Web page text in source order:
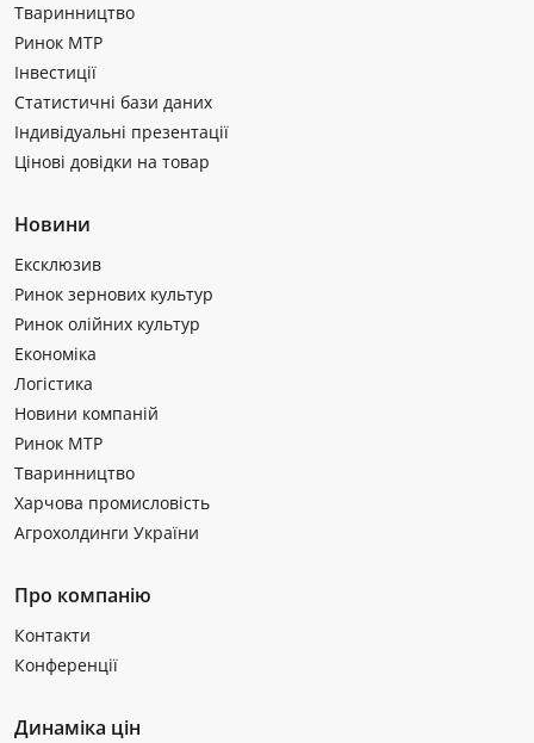
Тваринництво
Ринок МТР
Інвестиції
Статистичні бази даних
Індивідуальні презентації
Цінові довідки на товар
Новини
Ексклюзив
Ринок зернових культур
Ринок олійних культур
Економіка
Логістика
Новини компаній
Ринок МТР
Тваринництво
Харчова промисловість
Агрохолдинги України
Про компанію
Контакти
Конференції
Динаміка цін